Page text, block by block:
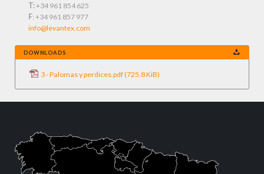
T:+34 961 854 625
F: +34 961 857 977
info@levantex.com
DOWNLOADS
3 - Palomas y perdices.pdf(725.8 KiB)